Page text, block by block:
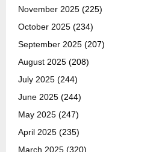
November 2025 (225)
October 2025 (234)
September 2025 (207)
August 2025 (208)
July 2025 (244)
June 2025 (244)
May 2025 (247)
April 2025 (235)
March 2025 (320)